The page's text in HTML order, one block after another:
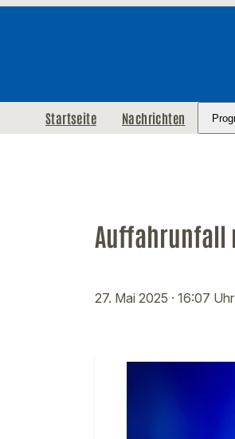
Startseite Nachrichten
Auffahrunfall
27. Mai 2025 · 16:07 Uhr